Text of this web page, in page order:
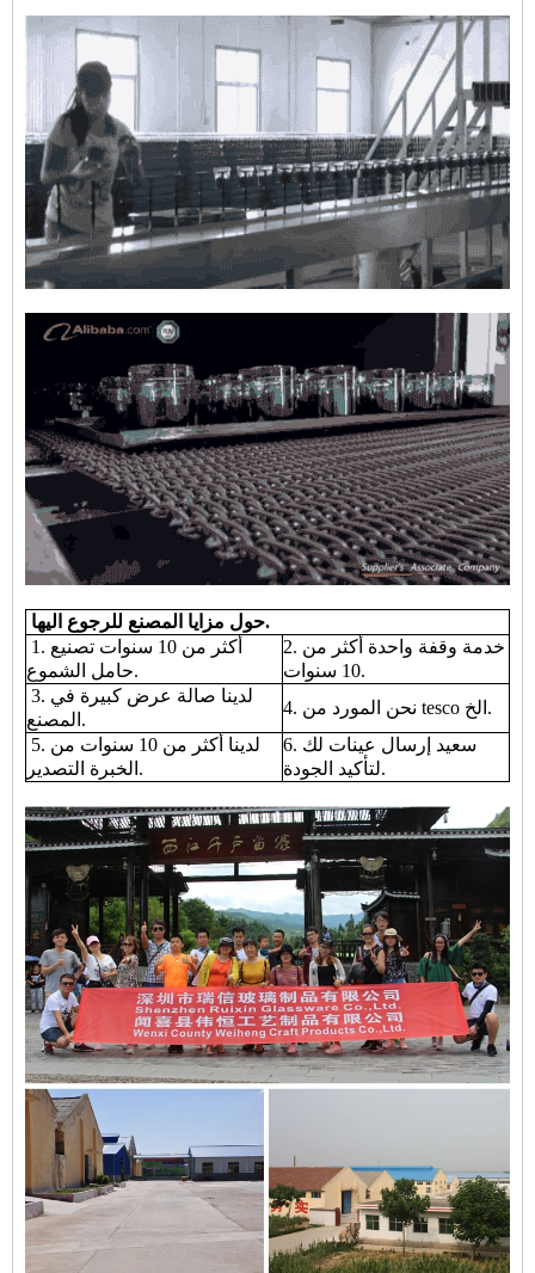
حول مزايا المصنع للرجوع اليها.
1. أكثر من 10 سنوات تصنيع
حامل الشموع.
2. خدمة وقفة واحدة أكثر من
10 سنوات.
3. لدينا صالة عرض كبيرة في
المصنع.
4. نحن المورد من tesco الخ.
5. لدينا أكثر من 10 سنوات من
الخبرة التصدير.
6. سعيد إرسال عينات لك
لتأكيد الجودة.